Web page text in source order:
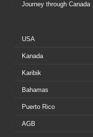
Journey through Canada
USA
Kanada
Karibik
Bahamas
Puerto Rico
AGB